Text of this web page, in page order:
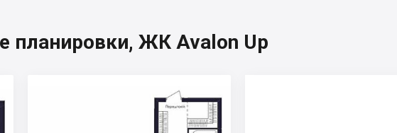
планировки, ЖК Avalon Up